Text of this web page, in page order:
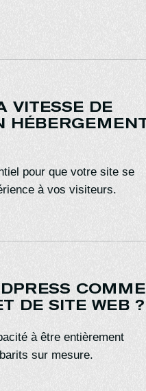
VITESSE DE
HÉBERGEMENT
pour que votre site se
à vos visiteurs.
COMME
DE SITE WEB ?
à être entièrement
sur mesure.